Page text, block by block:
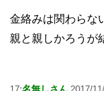
金絡みは関わらな
親と親しかろうが